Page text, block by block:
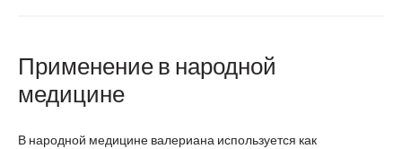
Применение в народной
медицине
В народной медицине валериана используется как